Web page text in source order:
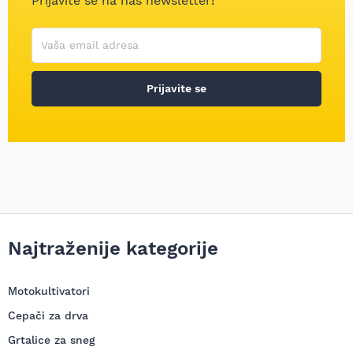
Korisničko ime
Vaša email adresa
Prijavite se
Najtraženije kategorije
Motokultivatori
Cepači za drva
Grtalice za sneg